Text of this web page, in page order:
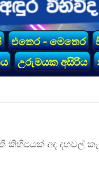
එතෙර - මෙතෙර
උරුමයක අසිරිය
කිහිපයක් අද දහවල්